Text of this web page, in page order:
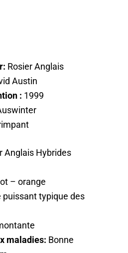
Rosier Anglais
Austin
: 1999
Anglais Hybrides
– orange
puissant typique des
maladies: Bonne